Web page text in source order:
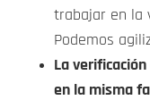
trabajar en la
Podemos
La
en la misma